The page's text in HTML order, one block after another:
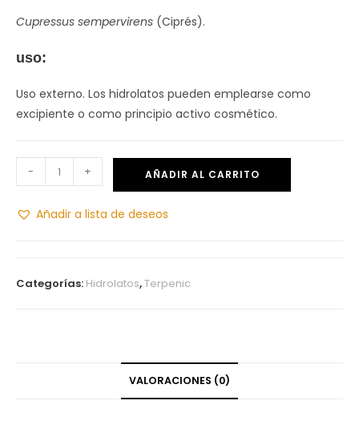
Cupressus sempervirens (Ciprés).
uso:
Uso externo. Los hidrolatos pueden emplearse como
excipiente o como principio activo cosmético.
- + AÑADIR AL CARRITO
Añadir a lista de deseos
Categorías: Hidrolatos,Terpenic
VALORACIONES (0)